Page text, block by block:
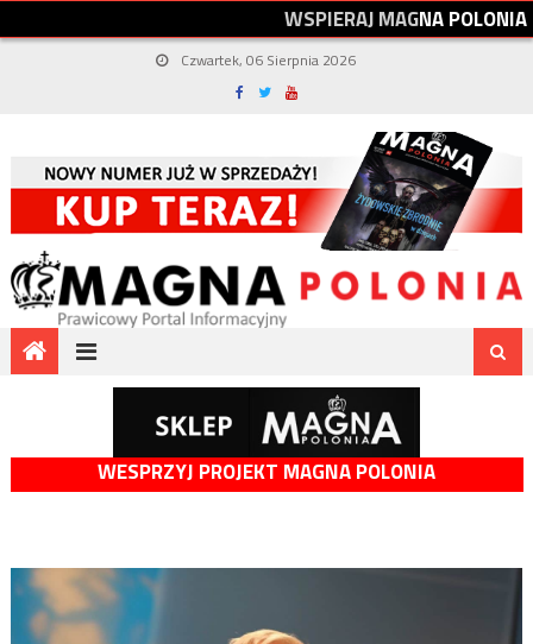
WSPIERAJMAGNAPOLONIA
Czwartek, 06 Sierpnia 2026
WESPRZYJ PROJEKT MAGNA POLONIA